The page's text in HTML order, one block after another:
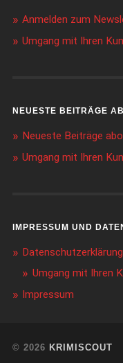
Anmelden zum
Umgang mit Ihren
NEUESTE BEITRÄGE
Neueste Beiträge
Umgang mit Ihren
IMPRESSUM UND
Datenschutzerklärung
Umgang mit Ihren
Impressum
© 2026 KRIMISCOUT